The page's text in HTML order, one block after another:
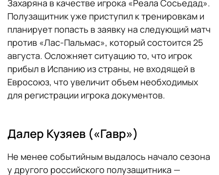
Захаряна в качестве игрока «Реала Сосьедад».
Полузащитник уже приступил к тренировкам и
планирует попасть в заявку на следующий матч
против «Лас-Пальмас», который состоится 25
августа. Осложняет ситуацию то, что игрок
прибыл в Испанию из страны, не входящей в
Евросоюз, что увеличит объем необходимых
для регистрации игрока документов.
Далер Кузяев («Гавр»)
Не менее событийным выдалось начало сезона
у другого российского полузащитника —